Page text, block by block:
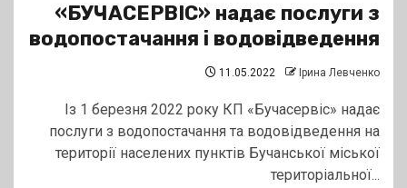
«БУЧАСЕРВІС» надає послуги з
водопостачання і водовідведення
11.05.2022 Ірина Левченко
Із 1 березня 2022 року КП «Бучасервіс» надає
послуги з водопостачання та водовідведення на
території населених пунктів Бучанської міської
територіальної...